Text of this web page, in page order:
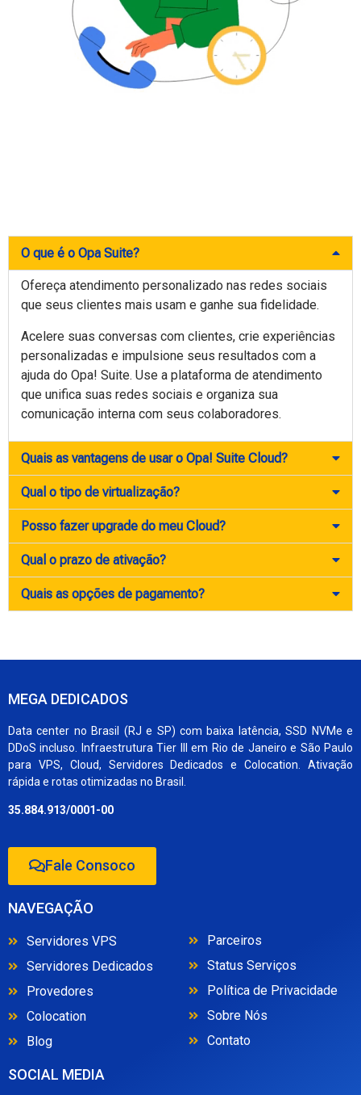
O que é o Opa Suite?
Ofereça atendimento personalizado nas redes sociais
que seus clientes mais usam e ganhe sua fidelidade.
Acelere suas conversas com clientes, crie experiências
personalizadas e impulsione seus resultados com a
ajuda do Opa! Suite. Use a plataforma de atendimento
que unifica suas redes sociais e organiza sua
comunicação interna com seus colaboradores.
Quais as vantagens de usar o Opa! Suite Cloud?
Qual o tipo de virtualização?
Posso fazer upgrade do meu Cloud?
Qual o prazo de ativação?
Quais as opções de pagamento?
MEGA DEDICADOS
Data center no Brasil (RJ e SP) com baixa latência, SSD NVMe e
DDoS incluso. Infraestrutura Tier III em Rio de Janeiro e São Paulo
para VPS, Cloud, Servidores Dedicados e Colocation. Ativação
rápida e rotas otimizadas no Brasil.
35.884.913/0001-00
Fale Consoco
NAVEGAÇÃO
Servidores VPS
Servidores Dedicados
Provedores
Colocation
Blog
Parceiros
Status Serviços
Política de Privacidade
Sobre Nós
Contato
SOCIAL MEDIA